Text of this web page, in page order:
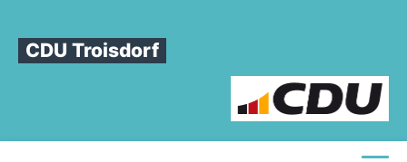
CDU Troisdorf
Sie sind hier
Mitteilungzur
Pressemitteilung